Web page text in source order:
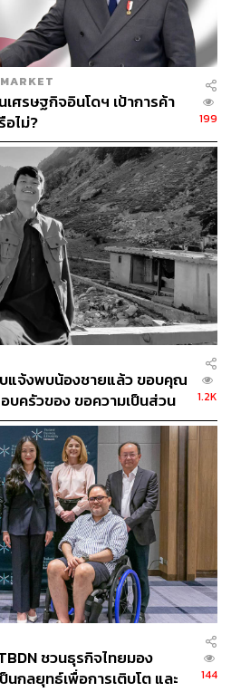
วันพรุ่งนี้ (13 พ.ย.) เพื่อพิจารณา
รดำเนินการอาจแล้วเสร็จก่อน
เปลี่ยนแปลงใดๆ ผู้ประกอบการก
ใจ และดื้อแพ่ง จำเป็นต้องเปิด
นต่อไปได้ เพราะปัจจุบันต้องแบก
งาน และค่านักดนตรี
ร้านอาหารหรือบาร์ที่เปิดให้
ว่าผิดกฎหมาย ยกเว้นร้านที่อยู่ใน
ช่น ในโรงแรม, หรือ มีใบ
ซึ่งในกรุงเทพฯ มีโซนนิ่ง
าวกว่า 80% ถูกบังคับให้ปิด
ปิดให้ขอใบอนุญาตใหม่ ส่งผลให้ผู้
เนินธุรกิจภายใต้ข้อจำกัดที่ไม่
ตลาด
วโมง (22.00-23.59 น.) แล้วต้อง
เลย” สง่าย้ำ พร้อมตั้ง
งกฎหมายที่กำหนดโทษปรับสูงถึง
าที่บางคนออกมาให้สัมภาษณ์
ล้วถ้าเป็นแบบนั้นจะออกกฎหมาย
STANDARD WEALTH
สะดวกหรือใช้งานอยู่แล้วได้เลย
MARKET
เศรษฐกิจอินโดฯ เป้าการค้า
อไม่?
199
บแจ้งพบน้องชายแล้ว ขอบคุณ
ครัวของ ขอความเป็นส่วน
ยัน
1.2K
ชวนธุรกิจไทยมอง
กลยุทธ์เพื่อการเติบโต และ
144